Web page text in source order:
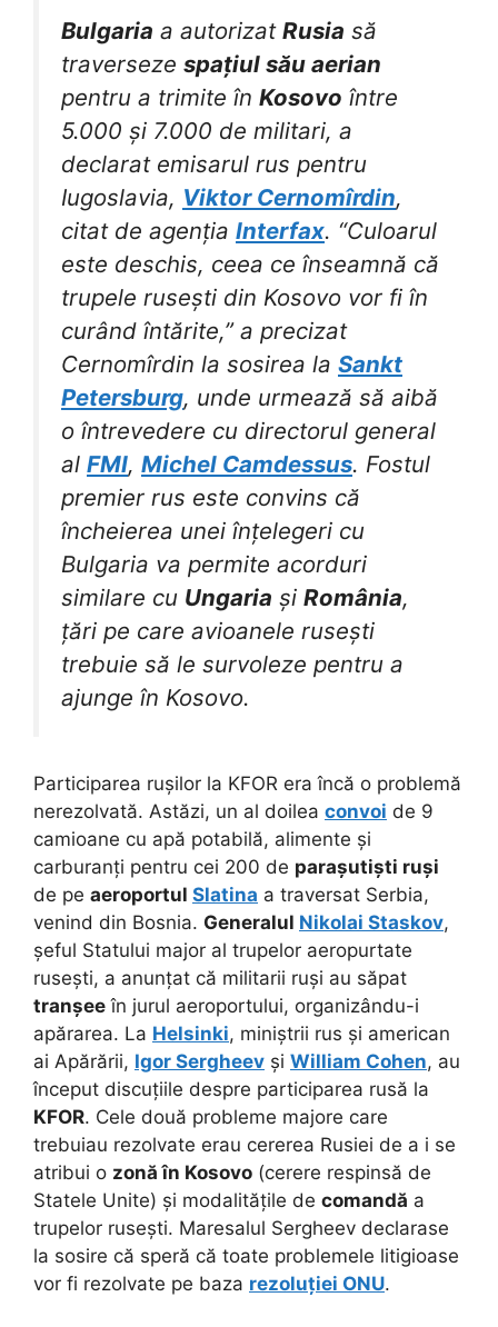
Bulgaria a autorizat Rusia să
traverseze spațiul său aerian
pentru a trimite în Kosovo între
5.000 și 7.000 de militari, a
declarat emisarul rus pentru
Iugoslavia, Viktor Cernomîrdin,
citat de agenția Interfax. “Culoarul
este deschis, ceea ce înseamnă că
trupele rusești din Kosovo vor fi în
curând întărite,” a precizat
Cernomîrdin la sosirea la Sankt
Petersburg, unde urmează să aibă
o întrevedere cu directorul general
al FMI, Michel Camdessus. Fostul
premier rus este convins că
încheierea unei înțelegeri cu
Bulgaria va permite acorduri
similare cu Ungaria și România,
țări pe care avioanele rusești
trebuie să le survoleze pentru a
ajunge în Kosovo.
Participarea rușilor la KFOR era încă o problemă
nerezolvată. Astăzi, un al doilea convoi de 9
camioane cu apă potabilă, alimente și
carburanți pentru cei 200 de parașutiști ruși
de pe aeroportul Slatina a traversat Serbia,
venind din Bosnia. Generalul Nikolai Staskov,
șeful Statului major al trupelor aeropurtate
rusești, a anunțat că militarii ruși au săpat
tranșee în jurul aeroportului, organizându-i
apărarea. La Helsinki, miniștrii rus și american
ai Apărării, Igor Sergheev și William Cohen, au
început discuțiile despre participarea rusă la
KFOR. Cele două probleme majore care
trebuiau rezolvate erau cererea Rusiei de a i se
atribui o zonă în Kosovo (cerere respinsă de
Statele Unite) și modalitățile de comandă a
trupelor rusești. Maresalul Sergheev declarase
la sosire că speră că toate problemele litigioase
vor fi rezolvate pe baza rezoluției ONU.